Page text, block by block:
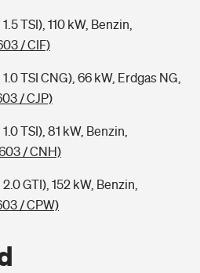
TSI), 110 kW, Benzin,
/ CIF)
TSI CNG), 66 kW, Erdgas NG,
/ CJP)
TSI), 81 kW, Benzin,
/ CNH)
GTI), 152 kW, Benzin,
/ CPW)